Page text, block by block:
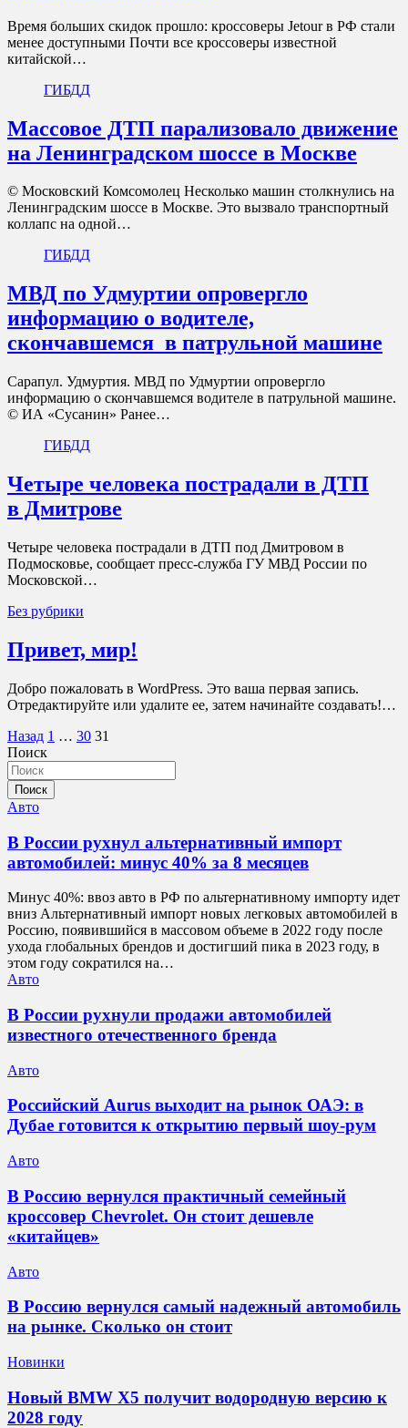
Время больших скидок прошло: кроссоверы Jetour в РФ стали
менее доступными Почти все кроссоверы известной
китайской…
ГИБДД
Массовое ДТП парализовало движение
на Ленинградском шоссе в Москве
© Московский Комсомолец Несколько машин столкнулись на
Ленинградским шоссе в Москве. Это вызвало транспортный
коллапс на одной…
ГИБДД
МВД по Удмуртии опровергло
информацию о водителе,
скончавшемся в патрульной машине
Сарапул. Удмуртия. МВД по Удмуртии опровергло
информацию о скончавшемся водителе в патрульной машине.
© ИА «Сусанин» Ранее…
ГИБДД
Четыре человека пострадали в ДТП
в Дмитрове
Четыре человека пострадали в ДТП под Дмитровом в
Подмосковье, сообщает пресс-служба ГУ МВД России по
Московской…
Без рубрики
Привет, мир!
Добро пожаловать в WordPress. Это ваша первая запись.
Отредактируйте или удалите ее, затем начинайте создавать!…
Пагинация
записей
Назад 1 … 30 31
Поиск
Поиск
Авто
В России рухнул альтернативный импорт
автомобилей: минус 40% за 8 месяцев
Минус 40%: ввоз авто в РФ по альтернативному импорту идет
вниз Альтернативный импорт новых легковых автомобилей в
Россию, появившийся в массовом объеме в 2022 году после
ухода глобальных брендов и достигший пика в 2023 году, в
этом году сократился на…
Авто
В России рухнули продажи автомобилей
известного отечественного бренда
Авто
Российский Aurus выходит на рынок ОАЭ: в
Дубае готовится к открытию первый шоу-рум
Авто
В Россию вернулся практичный семейный
кроссовер Chevrolet. Он стоит дешевле
«китайцев»
Авто
В Россию вернулся самый надежный автомобиль
на рынке. Сколько он стоит
Новинки
Новый BMW X5 получит водородную версию к
2028 году